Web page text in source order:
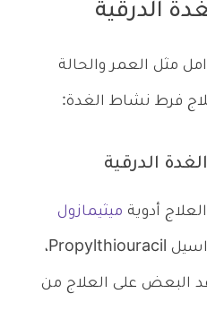
الدرقية
مثل العمر والحالة
فرط نشاط الغدة:
الدرقية
أدوية ميثيمازول
وبروبيل ثيوراسيل Propylthiouracil،
البعض على العلاج من